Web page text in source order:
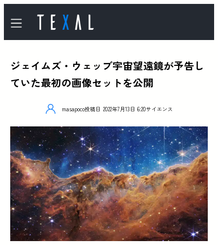
ジェイムズ・ウェッブ宇宙望遠鏡が予告し
ていた最初の画像セットを公開
masapoco投稿日 2022年7月13日 6:20サイエンス